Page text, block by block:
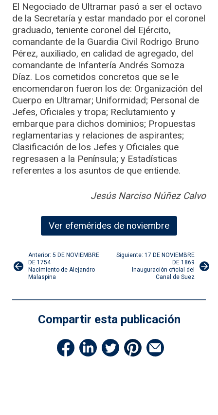
El Negociado de Ultramar pasó a ser el octavo
de la Secretaría y estar mandado por el coronel
graduado, teniente coronel del Ejército,
comandante de la Guardia Civil Rodrigo Bruno
Pérez, auxiliado, en calidad de agregado, del
comandante de Infantería Andrés Somoza
Díaz. Los cometidos concretos que se le
encomendaron fueron los de: Organización del
Cuerpo en Ultramar; Uniformidad; Personal de
Jefes, Oficiales y tropa; Reclutamiento y
embarque para dichos dominios; Propuestas
reglamentarias y relaciones de aspirantes;
Clasificación de los Jefes y Oficiales que
regresasen a la Península; y Estadísticas
referentes a los asuntos de que entiende.
Jesús Narciso Núñez Calvo
Ver efemérides de noviembre
Navegación
de
entradas
Anterior: 5 DE NOVIEMBRE
DE 1754
Nacimiento de Alejandro
Malaspina
Siguiente: 17 DE NOVIEMBRE
DE 1869
Inauguración oficial del
Canal de Suez
Compartir esta publicación